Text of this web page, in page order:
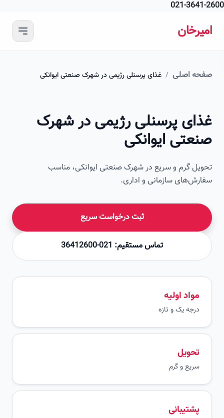
021-
اصلی / غذای پرسنلی رژیمی در شهرک صنعتی ایوانکی
پرسنلی رژیمی در شهرک
ایوانکی
گرم و سریع در شهرک صنعتی ایوانکی، مناسب
سازمانی و اداری.
ثبت درخواست سریع
تماس مستقیم: 021-36412600
مواد اولیه
درجه یک و تازه
سریع و گرم
پشتیبانی